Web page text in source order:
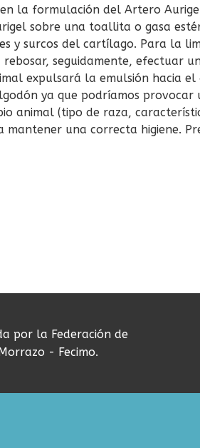
la formulación del Artero
sobre una toallita o gasa
y surcos del cartílago. Para la
seguidamente, efectuar
expulsará la emulsión hacia
ya que podríamos provocar
animal (tipo de raza,
una correcta higiene.
por la Federación de
- Fecimo.